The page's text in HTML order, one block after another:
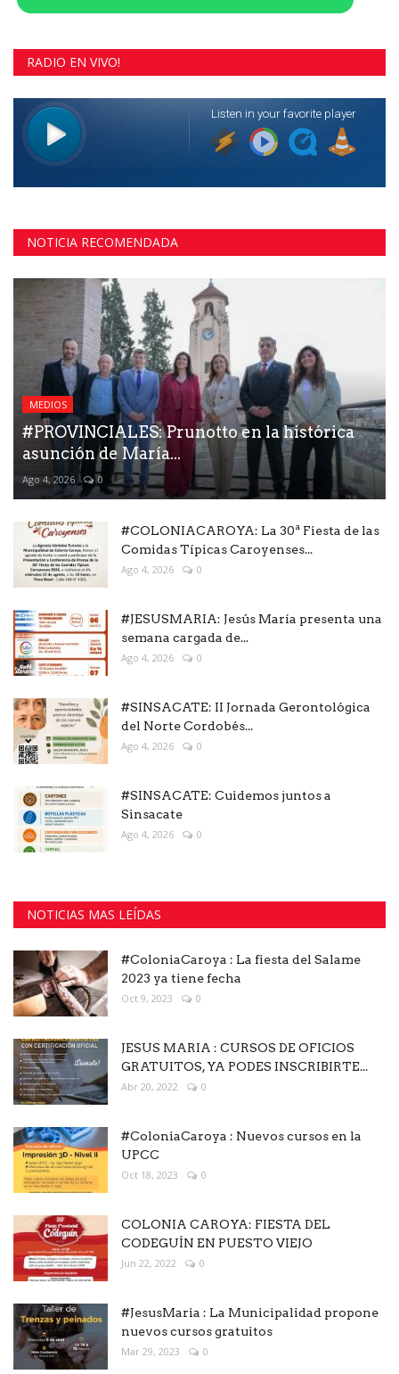
RADIO EN VIVO!
NOTICIA RECOMENDADA
MEDIOS
#PROVINCIALES: Prunotto en la histórica
asunción de María...
Ago 4, 2026 0
#COLONIACAROYA: La 30ª Fiesta de las
Comidas Típicas Caroyenses...
Ago 4, 2026 0
#JESUSMARIA: Jesús María presenta una
semana cargada de...
Ago 4, 2026 0
#SINSACATE: II Jornada Gerontológica
del Norte Cordobés...
Ago 4, 2026 0
#SINSACATE: Cuidemos juntos a
Sinsacate
Ago 4, 2026 0
NOTICIAS MAS LEÍDAS
#ColoniaCaroya : La fiesta del Salame
2023 ya tiene fecha
Oct 9, 2023 0
JESUS MARIA : CURSOS DE OFICIOS
GRATUITOS, YA PODES INSCRIBIRTE...
Abr 20, 2022 0
#ColoniaCaroya : Nuevos cursos en la
UPCC
Oct 18, 2023 0
COLONIA CAROYA: FIESTA DEL
CODEGUÍN EN PUESTO VIEJO
Jun 22, 2022 0
#JesusMaria : La Municipalidad propone
nuevos cursos gratuitos
Mar 29, 2023 0